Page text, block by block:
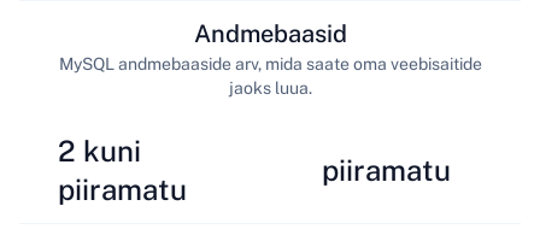
2 kuni
piiramatu
Andmebaasid
MySQL andmebaaside arv, mida saate oma veebisaitide
jaoks luua.
piiramatu